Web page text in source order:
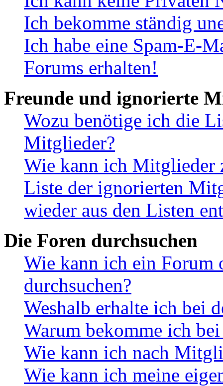
Ich bekomme ständig
Ich habe eine Spam-E-
Forums erhalten!
Freunde und ignorierte
Wozu benötige ich die
Mitglieder?
Wie kann ich Mitglieder
Liste der ignorierten
wieder aus den Listen
Die Foren durchsuchen
Wie kann ich ein Forum
durchsuchen?
Weshalb erhalte ich bei
Warum bekomme ich
Wie kann ich nach
Wie kann ich meine